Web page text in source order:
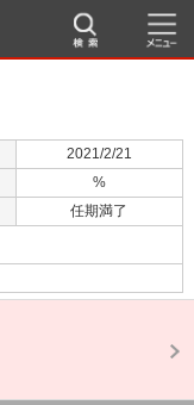
2021/2/21
%
任期満了